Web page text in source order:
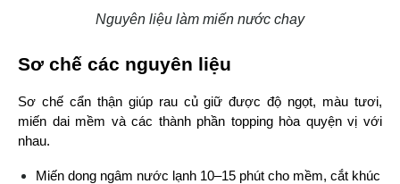
Nguyên liệu làm miến nước chay
Sơ chế các nguyên liệu
Sơ chế cẩn thận giúp rau củ giữ được độ ngọt, màu tươi,
miến dai mềm và các thành phần topping hòa quyện vị với
nhau.
Miến dong ngâm nước lạnh 10–15 phút cho mềm, cắt khúc